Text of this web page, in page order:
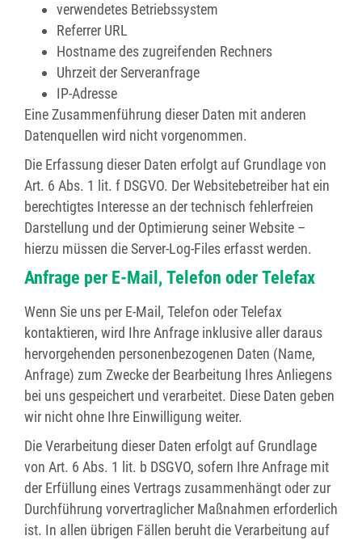
verwendetes Betriebssystem
Referrer URL
Hostname des zugreifenden Rechners
Uhrzeit der Serveranfrage
IP-Adresse
Eine Zusammenführung dieser Daten mit anderen
Datenquellen wird nicht vorgenommen.
Die Erfassung dieser Daten erfolgt auf Grundlage von
Art. 6 Abs. 1 lit. f DSGVO. Der Websitebetreiber hat ein
berechtigtes Interesse an der technisch fehlerfreien
Darstellung und der Optimierung seiner Website –
hierzu müssen die Server-Log-Files erfasst werden.
Anfrage per E-Mail, Telefon oder Telefax
Wenn Sie uns per E-Mail, Telefon oder Telefax
kontaktieren, wird Ihre Anfrage inklusive aller daraus
hervorgehenden personenbezogenen Daten (Name,
Anfrage) zum Zwecke der Bearbeitung Ihres Anliegens
bei uns gespeichert und verarbeitet. Diese Daten geben
wir nicht ohne Ihre Einwilligung weiter.
Die Verarbeitung dieser Daten erfolgt auf Grundlage
von Art. 6 Abs. 1 lit. b DSGVO, sofern Ihre Anfrage mit
der Erfüllung eines Vertrags zusammenhängt oder zur
Durchführung vorvertraglicher Maßnahmen erforderlich
ist. In allen übrigen Fällen beruht die Verarbeitung auf